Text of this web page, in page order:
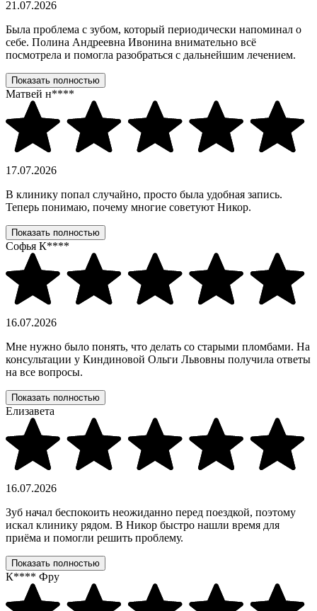
21.07.2026
Была проблема с зубом, который периодически напоминал о
себе. Полина Андреевна Ивонина внимательно всё
посмотрела и помогла разобраться с дальнейшим лечением.
Показать полностью
Матвей н****
17.07.2026
В клинику попал случайно, просто была удобная запись.
Теперь понимаю, почему многие советуют Никор.
Показать полностью
Софья К****
16.07.2026
Мне нужно было понять, что делать со старыми пломбами. На
консультации у Киндиновой Ольги Львовны получила ответы
на все вопросы.
Показать полностью
Елизавета
16.07.2026
Зуб начал беспокоить неожиданно перед поездкой, поэтому
искал клинику рядом. В Никор быстро нашли время для
приёма и помогли решить проблему.
Показать полностью
К**** Фру